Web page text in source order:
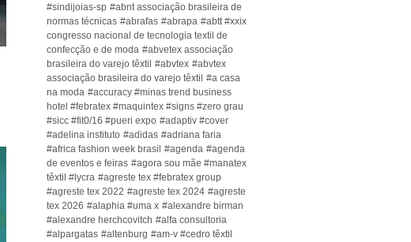
#sindijoias-sp #abnt associação brasileira de
normas técnicas #abrafas #abrapa #abtt #xxix
congresso nacional de tecnologia textil de
confecção e de moda #abvetex associação
brasileira do varejo têxtil #abvtex #abvtex
associação brasileira do varejo têxtil #a casa
na moda #accuracy #minas trend business
hotel #febratex #maquintex #signs #zero grau
#sicc #fit0/16 #pueri expo #adaptiv #cover
#adelina instituto #adidas #adriana faria
#africa fashion week brasil #agenda #agenda
de eventos e feiras #agora sou mãe #manatex
têxtil #lycra #agreste tex #febratex group
#agreste tex 2022 #agreste tex 2024 #agreste
tex 2026 #alaphia #uma x #alexandre birman
#alexandre herchcovitch #alfa consultoria
#alpargatas #altenburg #am-v #cedro têxtil